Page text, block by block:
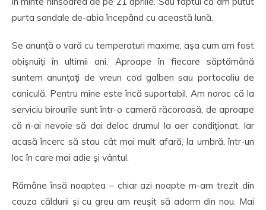
purta sandale de-abia începând cu această lună.
Se anunţă o vară cu temperaturi maxime, aşa cum am fost
obişnuiţi în ultimii ani. Aproape în fiecare săptămână
suntem anunţaţi de vreun cod galben sau portocaliu de
caniculă. Pentru mine este încă suportabil. Am noroc că la
serviciu birourile sunt într-o cameră răcoroasă, de aproape
că n-ai nevoie să dai deloc drumul la aer condiţionat. Iar
acasă încerc să stau cât mai mult afară, la umbră, într-un
loc în care mai adie şi vântul.
Rămâne însă noaptea – chiar azi noapte m-am trezit din
cauza căldurii şi cu greu am reuşit să adorm din nou. Mai